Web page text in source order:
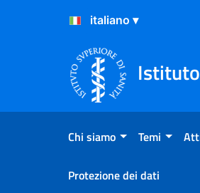
Salta al Contenuto
Salta al Footer
Chi siamo Temi
Protezione dei dati